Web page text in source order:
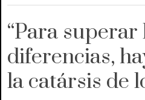
“Para superar
diferencias,
la catársis de